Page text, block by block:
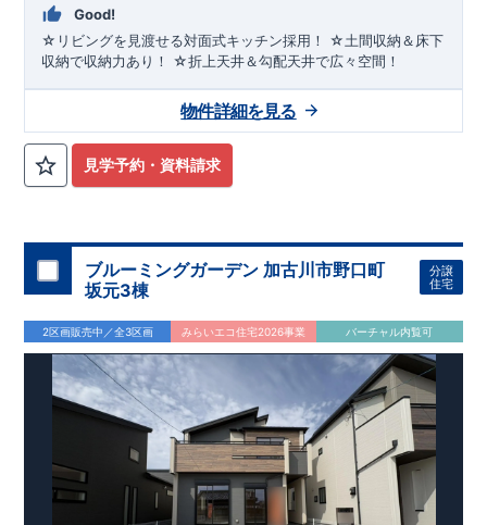
Good!
☆リビングを見渡せる対面式キッチン採用！ ☆土間収納＆床下
収納で収納力あり！ ☆折上天井＆勾配天井で広々空間！
見学予約・資料請求
物件詳細を見る
ブルーミングガーデン 加古川市野口町
坂元3棟
分譲
住宅
2区画販売中／全3区画 みらいエコ住宅2026事業 バーチャル内覧可